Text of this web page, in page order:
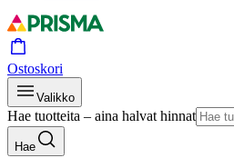
Ostoskori
Valikko
Hae tuotteita – aina halvat hinnat
Hae